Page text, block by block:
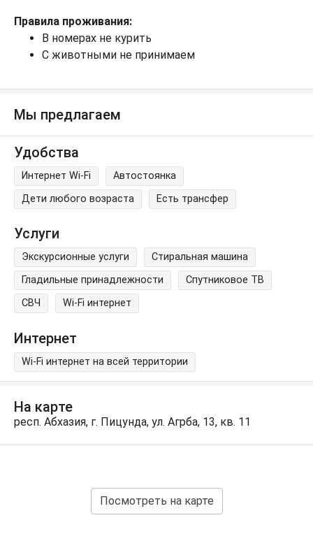
Правила проживания:
В номерах не курить
С животными не принимаем
Мы предлагаем
Удобства
Интернет Wi-Fi
Автостоянка
Дети любого возраста
Есть трансфер
Услуги
Экскурсионные услуги
Стиральная машина
Гладильные принадлежности
Спутниковое ТВ
СВЧ
Wi-Fi интернет
Интернет
Wi-Fi интернет на всей территории
На карте
респ. Абхазия, г. Пицунда, ул. Агрба, 13, кв. 11
Посмотреть на карте